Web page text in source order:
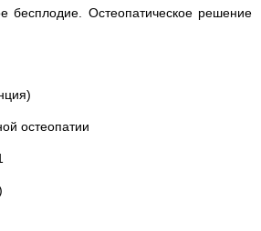
бесплодие. Остеопатическое решение
остеопатии